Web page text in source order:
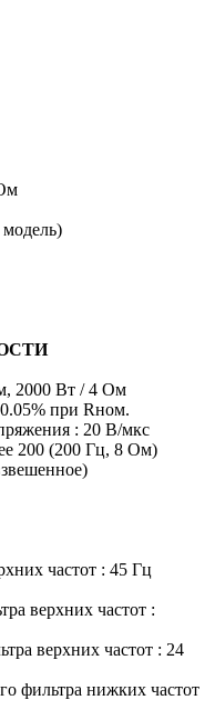
модель)
2000 Вт / 4 Ом
при Rном.
: 20 В/мкс
200 (200 Гц, 8 Ом)
частот : 45 Гц
верхних частот :
верхних частот : 24
фильтра нижких частот